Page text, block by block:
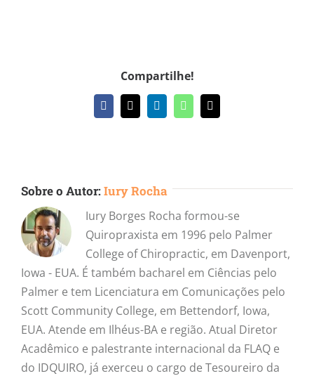
Compartilhe!
Facebook
X LinkedInWhatsApp
E-
mail
Sobre o Autor:Iury Rocha
Iury Borges Rocha formou-se
Quiropraxista em 1996 pelo Palmer
College of Chiropractic, em Davenport,
Iowa - EUA. É também bacharel em Ciências pelo
Palmer e tem Licenciatura em Comunicações pelo
Scott Community College, em Bettendorf, Iowa,
EUA. Atende em Ilhéus-BA e região. Atual Diretor
Acadêmico e palestrante internacional da FLAQ e
do IDQUIRO, já exerceu o cargo de Tesoureiro da